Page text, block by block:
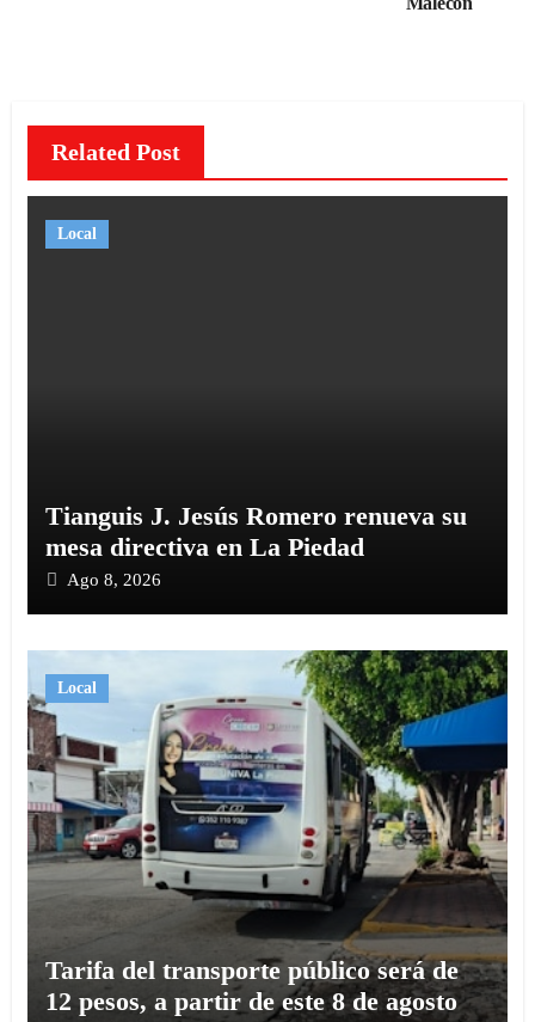
Related Post
Local
Tianguis J. Jesús Romero renueva su
mesa directiva en La Piedad
Ago 8, 2026
Local
Tarifa del transporte público será de
12 pesos, a partir de este 8 de agosto